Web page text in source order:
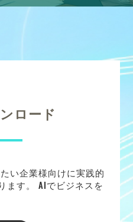
ロード
い企業様向けに実践的
ます。 AIでビジネスを